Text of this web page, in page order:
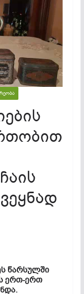
წარსულში
ერთ-ერთ